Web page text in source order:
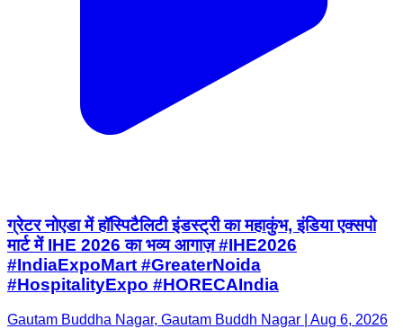
ग्रेटर नोएडा में हॉस्पिटैलिटी इंडस्ट्री का महाकुंभ, इंडिया एक्सपो
मार्ट में IHE 2026 का भव्य आगाज़ #IHE2026
#IndiaExpoMart #GreaterNoida
#HospitalityExpo #HORECAIndia
Gautam Buddha Nagar, Gautam Buddh Nagar | Aug 6, 2026